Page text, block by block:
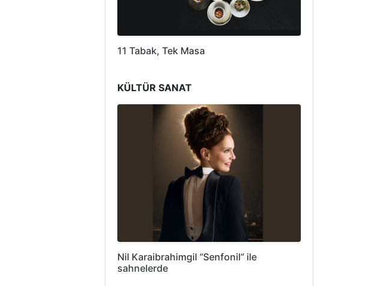
11 Tabak, Tek Masa
KÜLTÜR SANAT
Nil Karaibrahimgil “Senfonil” ile
sahnelerde